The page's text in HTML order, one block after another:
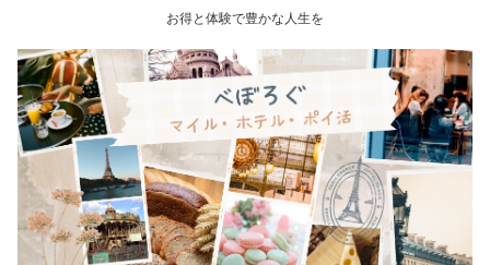
お得と体験で豊かな人生を